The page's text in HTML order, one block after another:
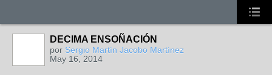
DECIMA ENSOÑACIÓN
por Sergio Martín Jacobo Martínez
May 16, 2014